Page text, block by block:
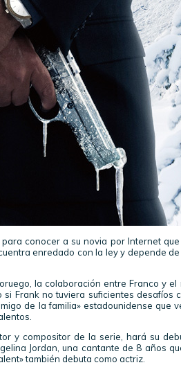
conocer a su novia por Internet
enredado con la ley y depende
la colaboración entre Franco y el
Frank no tuviera suficientes desafíos
de la familia» estadounidense que
y compositor de la serie, hará su
Jordan, una cantante de 8 años
también debuta como actriz.